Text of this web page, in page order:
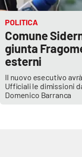
POLITICA
Comune
giunta
esterni
Il nuovo esecutivo
Ufficiali le dimissioni
Domenico Barranca